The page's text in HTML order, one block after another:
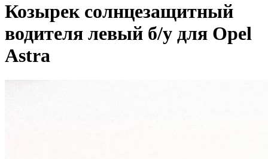
Козырек солнцезащитный
водителя левый б/у для Opel
Astra